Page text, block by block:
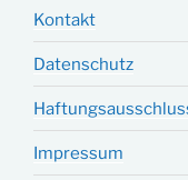
Kontakt
Datenschutz
Impressum